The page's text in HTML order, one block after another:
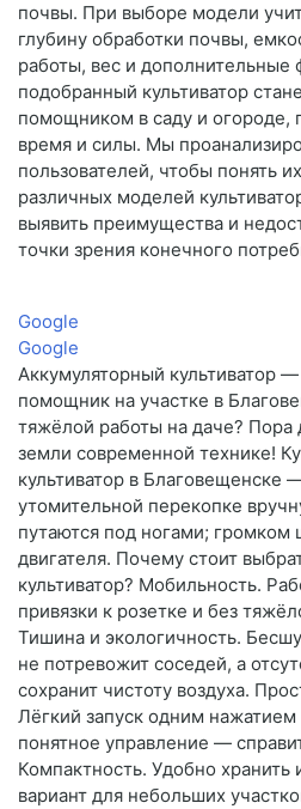
почвы. При выборе модели
глубину обработки почвы,
работы, вес и дополнительные
подобранный культиватор
помощником в саду и огороде,
время и силы. Мы
пользователей, чтобы понять
различных моделей
выявить преимущества и
точки зрения конечного
Google
Google
Аккумуляторный культиватор
помощник на участке в
тяжёлой работы на даче? Пора
земли современной технике!
культиватор в Благовещенске
утомительной перекопке
путаются под ногами; громком
двигателя. Почему стоит
культиватор? Мобильность.
привязки к розетке и без
Тишина и экологичность.
не потревожит соседей, а
сохранит чистоту воздуха.
Лёгкий запуск одним нажатием
понятное управление —
Компактность. Удобно хранить
вариант для небольших